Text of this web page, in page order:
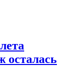
осталась